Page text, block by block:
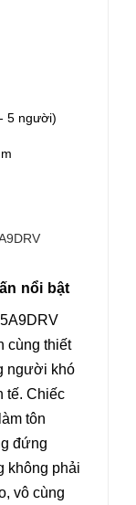
5 người)
nổi bật
cùng thiết
người khó
tế. Chiếc
tôn
đứng
không phải
vô cùng